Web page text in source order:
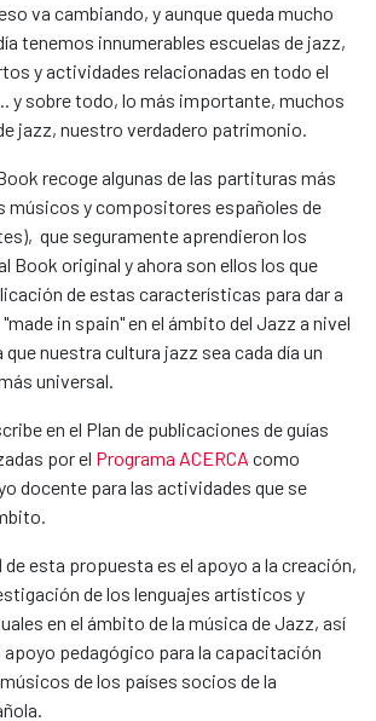
va cambiando, y aunque queda mucho
tenemos innumerables escuelas de jazz,
y actividades relacionadas en todo el
y sobre todo, lo más importante, muchos
jazz, nuestro verdadero patrimonio.
recoge algunas de las partituras más
músicos y compositores españoles de
que seguramente aprendieron los
Book original y ahora son ellos los que
de estas características para dar a
in spain" en el ámbito del Jazz a nivel
nuestra cultura jazz sea cada día un
universal.
en el Plan de publicaciones de guías
por el Programa ACERCA como
docente para las actividades que se
esta propuesta es el apoyo a la creación,
de los lenguajes artísticos y
en el ámbito de la música de Jazz, así
pedagógico para la capacitación
de los países socios de la